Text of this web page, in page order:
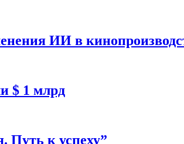
ИИ в
$ 1 млрд
Путь к успеху”